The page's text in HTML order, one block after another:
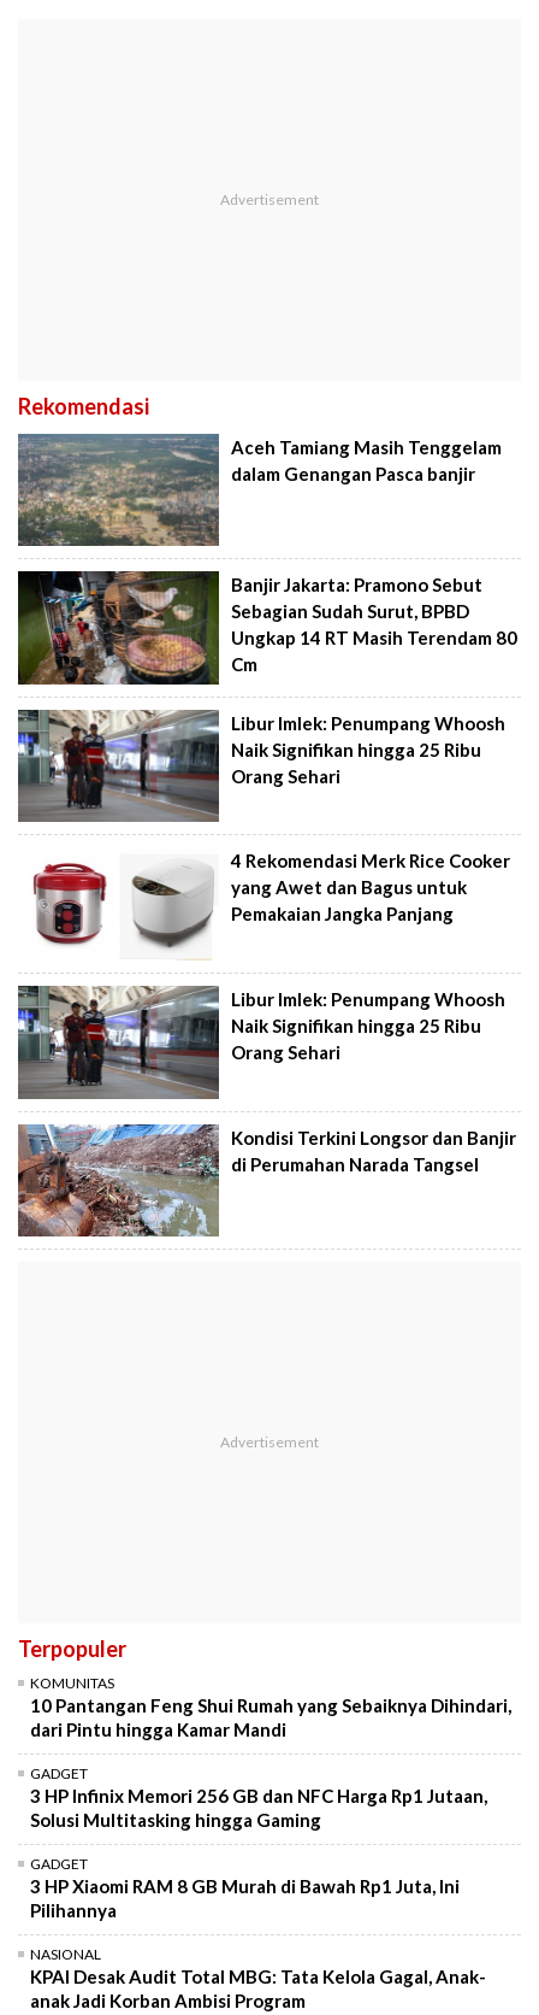
Rekomendasi
Aceh Tamiang Masih Tenggelam
dalam Genangan Pasca banjir
Banjir Jakarta: Pramono Sebut
Sebagian Sudah Surut, BPBD
Ungkap 14 RT Masih Terendam 80
Cm
Libur Imlek: Penumpang Whoosh
Naik Signifikan hingga 25 Ribu
Orang Sehari
4 Rekomendasi Merk Rice Cooker
yang Awet dan Bagus untuk
Pemakaian Jangka Panjang
Libur Imlek: Penumpang Whoosh
Naik Signifikan hingga 25 Ribu
Orang Sehari
Kondisi Terkini Longsor dan Banjir
di Perumahan Narada Tangsel
Terpopuler
KOMUNITAS
10 Pantangan Feng Shui Rumah yang Sebaiknya Dihindari,
dari Pintu hingga Kamar Mandi
GADGET
3 HP Infinix Memori 256 GB dan NFC Harga Rp1 Jutaan,
Solusi Multitasking hingga Gaming
GADGET
3 HP Xiaomi RAM 8 GB Murah di Bawah Rp1 Juta, Ini
Pilihannya
NASIONAL
KPAI Desak Audit Total MBG: Tata Kelola Gagal, Anak-
anak Jadi Korban Ambisi Program